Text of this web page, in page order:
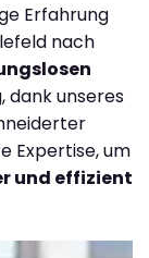
Erfahrung
nach
dank unseres
Expertise, um
und effizient